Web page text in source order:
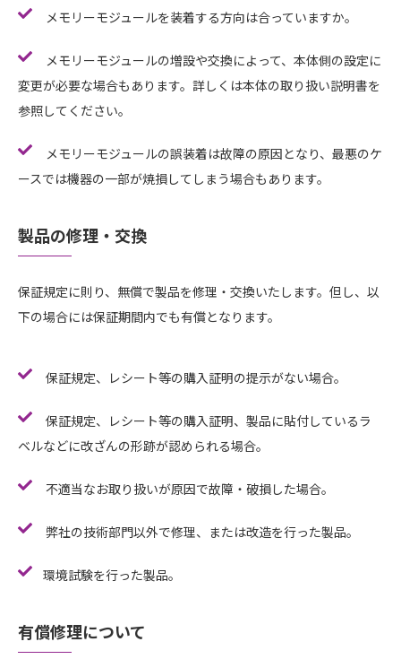
メモリーモジュールを装着する方向は合っていますか。
メモリーモジュールの増設や交換によって、本体側の設定に
変更が必要な場合もあります。詳しくは本体の取り扱い説明書を
参照してください。
メモリーモジュールの誤装着は故障の原因となり、最悪のケ
ースでは機器の一部が焼損してしまう場合もあります。
製品の修理・交換
保証規定に則り、無償で製品を修理・交換いたします。但し、以
下の場合には保証期間内でも有償となります。
保証規定、レシート等の購入証明の提示がない場合。
保証規定、レシート等の購入証明、製品に貼付しているラ
ベルなどに改ざんの形跡が認められる場合。
不適当なお取り扱いが原因で故障・破損した場合。
弊社の技術部門以外で修理、または改造を行った製品。
環境試験を行った製品。
有償修理について